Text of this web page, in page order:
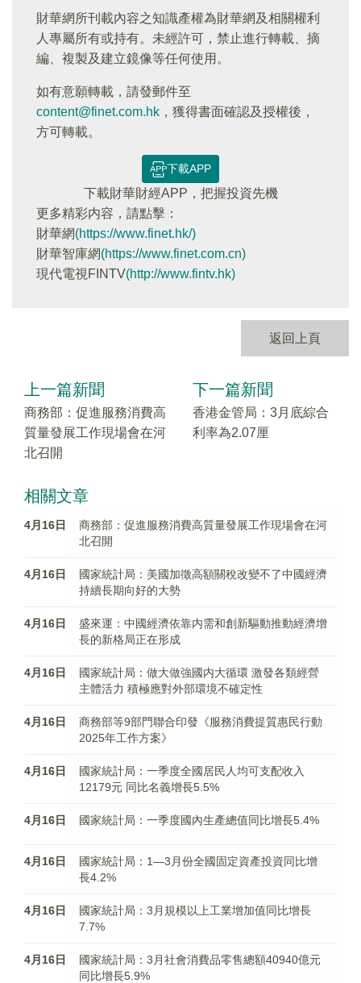
財華網所刊載內容之知識產權為財華網及相關權利
人專屬所有或持有。未經許可，禁止進行轉載、摘
編、複製及建立鏡像等任何使用。
如有意願轉載，請發郵件至
content@finet.com.hk ，獲得書面確認及授權後，
方可轉載。
下載APP
下載財華財經APP，把握投資先機
更多精彩内容，請點擊：
財華網(https://www.finet.hk/)
財華智庫網(https://www.finet.com.cn)
現代電視FINTV(http://www.fintv.hk)
返回上頁
上一篇新聞
商務部：促進服務消費高
質量發展工作現場會在河
北召開
下一篇新聞
香港金管局：3月底綜合
利率為2.07厘
相關文章
4月16日
商務部：促進服務消費高質量發展工作現場會在河
北召開
4月16日
國家統計局：美國加徵高額關稅改變不了中國經濟
持續長期向好的大勢
4月16日
盛來運：中國經濟依靠内需和創新驅動推動經濟增
長的新格局正在形成
4月16日
國家統計局：做大做強國内大循環 激發各類經營
主體活力 積極應對外部環境不確定性
4月16日
商務部等9部門聯合印發《服務消費提質惠民行動
2025年工作方案》
4月16日
國家統計局：一季度全國居民人均可支配收入
12179元 同比名義增長5.5%
4月16日 國家統計局：一季度國內生產總值同比增長5.4%
4月16日
國家統計局：1—3月份全國固定資產投資同比增
長4.2%
4月16日
國家統計局：3月規模以上工業增加值同比增長
7.7%
4月16日
國家統計局：3月社會消費品零售總額40940億元
同比增長5.9%